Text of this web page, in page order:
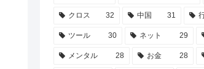
クロス 32 中国 31
ツール 30 ネット 29
メンタル 28 お金 28